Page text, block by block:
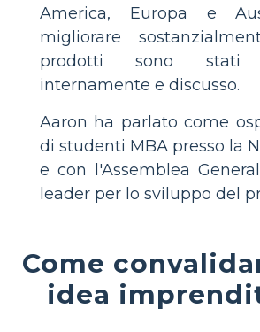
America, Europa e
migliorare
prodotti sono stati
internamente e discusso.
Aaron ha parlato come
di studenti MBA presso la
e con l'Assemblea
leader per lo sviluppo del
Come
idea